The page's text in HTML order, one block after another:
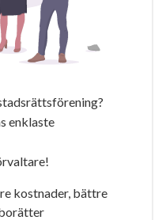
enklaste
kostnader, bättre